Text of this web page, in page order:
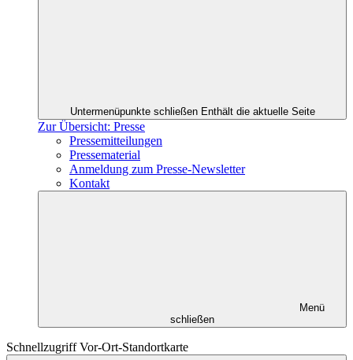
Untermenüpunkte schließen Enthält die aktuelle Seite
Zur Übersicht: Presse
Pressemitteilungen
Pressematerial
Anmeldung zum Presse-Newsletter
Kontakt
Menü
schließen
Schnellzugriff Vor-Ort-Standortkarte